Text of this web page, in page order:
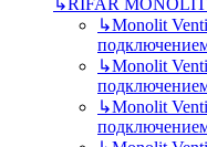
↳Monolit
↳Monolit
↳Monolit